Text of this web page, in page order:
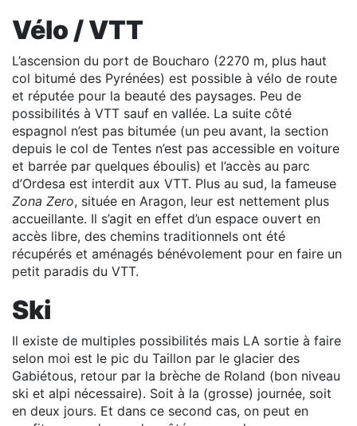
Vélo / VTT
L’ascension du port de Boucharo (2270 m, plus haut
col bitumé des Pyrénées) est possible à vélo de route
et réputée pour la beauté des paysages. Peu de
possibilités à VTT sauf en vallée. La suite côté
espagnol n’est pas bitumée (un peu avant, la section
depuis le col de Tentes n’est pas accessible en voiture
et barrée par quelques éboulis) et l’accès au parc
d’Ordesa est interdit aux VTT. Plus au sud, la fameuse
Zona Zero, située en Aragon, leur est nettement plus
accueillante. Il s’agit en effet d’un espace ouvert en
accès libre, des chemins traditionnels ont été
récupérés et aménagés bénévolement pour en faire un
petit paradis du VTT.
Ski
Il existe de multiples possibilités mais LA sortie à faire
selon moi est le pic du Taillon par le glacier des
Gabiétous, retour par la brèche de Roland (bon niveau
ski et alpi nécessaire). Soit à la (grosse) journée, soit
en deux jours. Et dans ce second cas, on peut en